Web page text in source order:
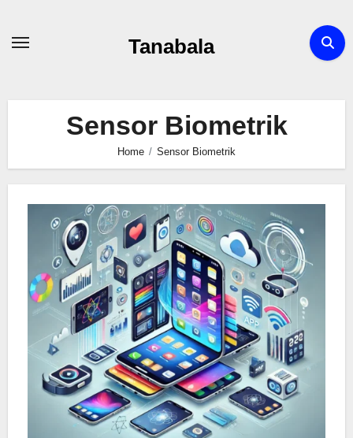
Tanabala
Sensor Biometrik
Home Sensor Biometrik